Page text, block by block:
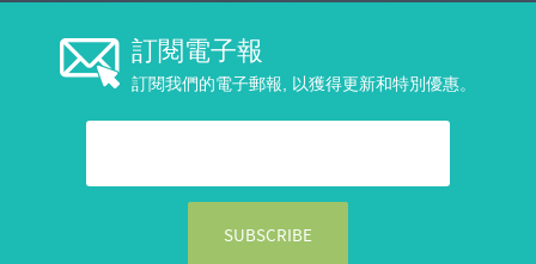
訂閱電子報
訂閱我們的電子郵報, 以獲得更新和特別優惠。